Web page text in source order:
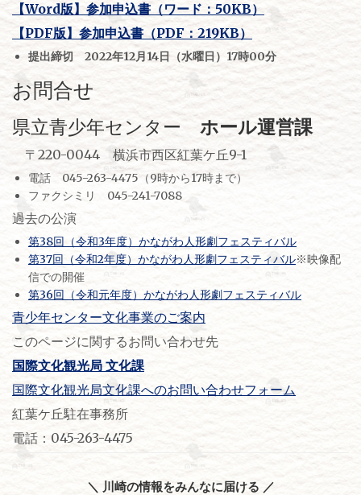
【Word版】参加申込書（ワード：50KB）
【PDF版】参加申込書（PDF：219KB）
提出締切 2022年12月14日（水曜日）17時00分
お問合せ
県立青少年センター ホール運営課
〒220-0044 横浜市西区紅葉ケ丘9-1
電話 045-263-4475（9時から17時まで）
ファクシミリ 045-241-7088
過去の公演
第38回（令和3年度）かながわ人形劇フェスティバル
第37回（令和2年度）かながわ人形劇フェスティバル※映像配
信での開催
第36回（令和元年度）かながわ人形劇フェスティバル
青少年センター文化事業のご案内
このページに関するお問い合わせ先
国際文化観光局 文化課
国際文化観光局文化課へのお問い合わせフォーム
紅葉ケ丘駐在事務所
電話：045-263-4475
＼ 川崎の情報をみんなに届ける ／